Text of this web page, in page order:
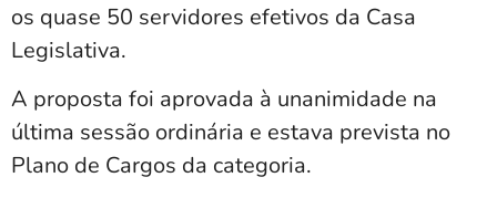
os quase 50 servidores efetivos da Casa
Legislativa.
A proposta foi aprovada à unanimidade na
última sessão ordinária e estava prevista no
Plano de Cargos da categoria.